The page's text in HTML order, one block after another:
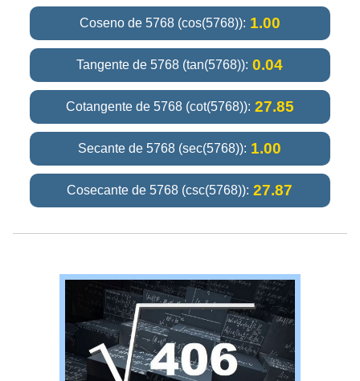
Coseno de 5768 (cos(5768)): 1.00
Tangente de 5768 (tan(5768)): 0.04
Cotangente de 5768 (cot(5768)): 27.85
Secante de 5768 (sec(5768)): 1.00
Cosecante de 5768 (csc(5768)): 27.87